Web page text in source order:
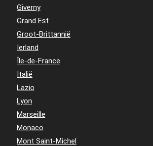
Giverny
Grand Est
Groot-Brittannië
Ierland
Île-de-France
Italië
Lazio
Lyon
Marseille
Monaco
Mont Saint-Michel